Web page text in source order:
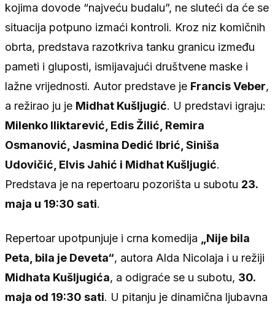
kojima dovode “najveću budalu”, ne sluteći da će se
situacija potpuno izmaći kontroli. Kroz niz komičnih
obrta, predstava razotkriva tanku granicu između
pameti i gluposti, ismijavajući društvene maske i
lažne vrijednosti. Autor predstave je Francis Veber,
a režirao ju je Midhat Kušljugić. U predstavi igraju:
Milenko Iliktarević, Edis Žilić, Remira
Osmanović, Jasmina Dedić Ibrić, Siniša
Udovičić, Elvis Jahić i Midhat Kušljugić.
Predstava je na repertoaru pozorišta u subotu 23.
maja u 19:30 sati.
Repertoar upotpunjuje i crna komedija
„Nije bila
Peta, bila je Deveta“, autora Alda Nicolaja i u režiji
Midhata Kušljugića, a odigraće se u subotu, 30.
maja od 19:30 sati. U pitanju je dinamična ljubavna